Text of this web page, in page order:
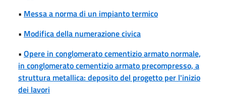
• Messa a norma di un impianto termico
• Modifica della numerazione civica
• Opere in conglomerato cementizio armato normale,
in conglomerato cementizio armato precompresso, a
struttura metallica: deposito del progetto per l'inizio
dei lavori